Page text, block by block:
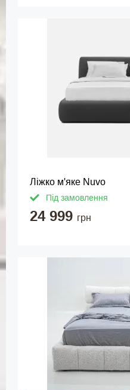
Ліжко м'яке Nuvo
Під замовлення
24 999 грн